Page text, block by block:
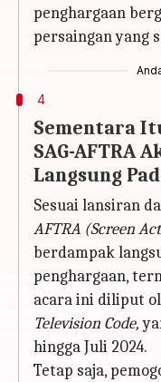
penghargaan
persaingan yang
4
Sementara
SAG-AFTRA
Langsung
Sesuai lansiran
AFTRA (Screen
berdampak
penghargaan,
acara ini diliput
Television Code,
hingga Juli 2024.
Tetap saja,